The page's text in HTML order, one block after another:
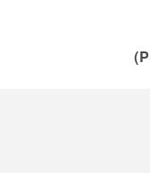
惕的壮年狼组成，
间暴露，因此第二
狼与幼崽——被双
族纽带，小狼则像